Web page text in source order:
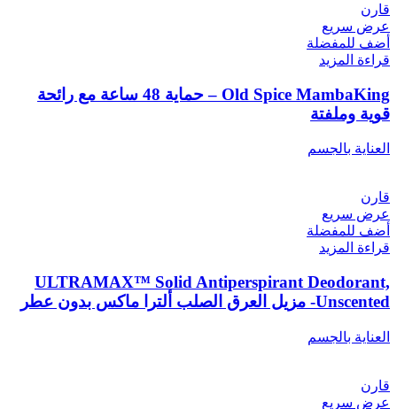
قارن
عرض سريع
أضف للمفضلة
قراءة المزيد
Old Spice MambaKing – حماية 48 ساعة مع رائحة
قوية وملفتة
العناية بالجسم
قارن
عرض سريع
أضف للمفضلة
قراءة المزيد
ULTRAMAX™ Solid Antiperspirant Deodorant,
Unscented- مزيل العرق الصلب ألترا ماكس بدون عطر
العناية بالجسم
قارن
عرض سريع